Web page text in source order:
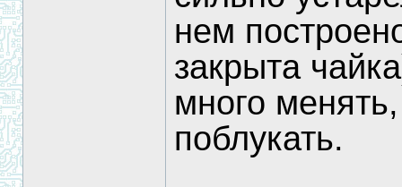
нем
закрыта
много
поблукать.